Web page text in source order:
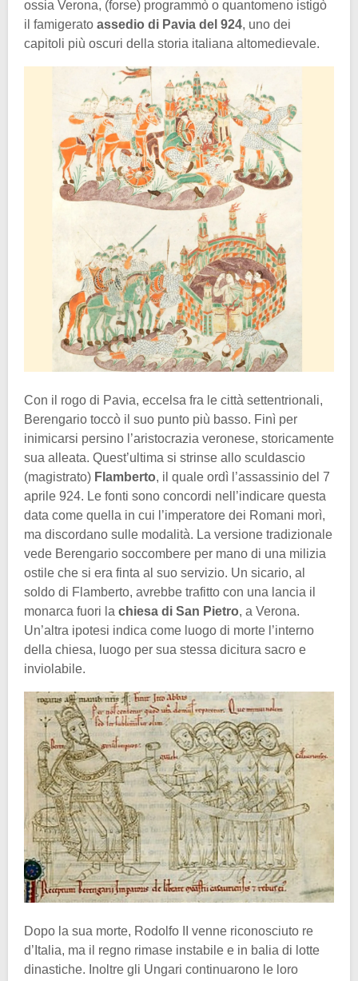
ossia Verona, (forse) programmò o quantomeno istigò
il famigerato assedio di Pavia del 924, uno dei
capitoli più oscuri della storia italiana altomedievale.
Con il rogo di Pavia, eccelsa fra le città settentrionali,
Berengario toccò il suo punto più basso. Finì per
inimicarsi persino l’aristocrazia veronese, storicamente
sua alleata. Quest’ultima si strinse allo sculdascio
(magistrato) Flamberto, il quale ordì l’assassinio del 7
aprile 924. Le fonti sono concordi nell’indicare questa
data come quella in cui l’imperatore dei Romani morì,
ma discordano sulle modalità. La versione tradizionale
vede Berengario soccombere per mano di una milizia
ostile che si era finta al suo servizio. Un sicario, al
soldo di Flamberto, avrebbe trafitto con una lancia il
monarca fuori la chiesa di San Pietro, a Verona.
Un’altra ipotesi indica come luogo di morte l’interno
della chiesa, luogo per sua stessa dicitura sacro e
inviolabile.
Dopo la sua morte, Rodolfo II venne riconosciuto re
d’Italia, ma il regno rimase instabile e in balia di lotte
dinastiche. Inoltre gli Ungari continuarono le loro